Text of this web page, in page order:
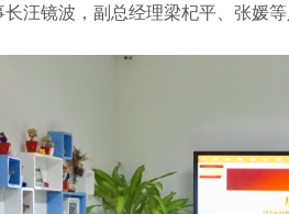
汪镜波，副总经理梁杞平、张媛